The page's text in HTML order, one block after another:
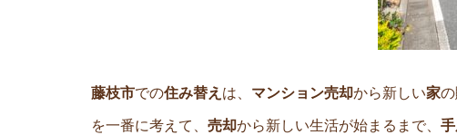
藤枝市での住み替え は、 マンション売却から新しい家
を一番に考えて、 売却から新しい生活が始まるまで、